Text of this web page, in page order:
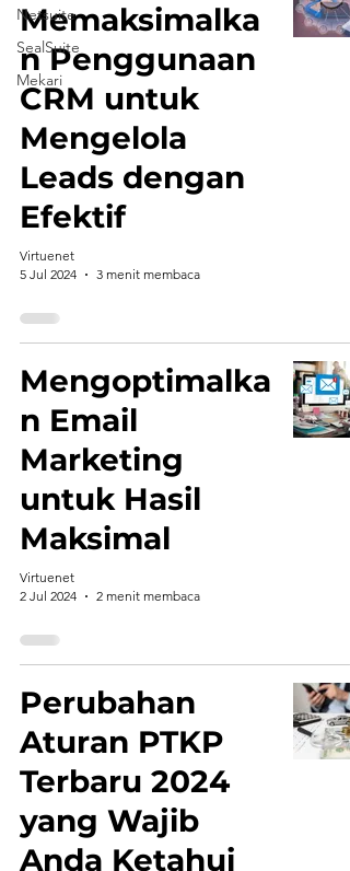
Netsuite
SealSuite
Mekari
Memaksimalka
n Penggunaan
CRM untuk
Mengelola
Leads dengan
Efektif
Virtuenet
5 Jul 2024
3 menit membaca
Mengoptimalka
n Email
Marketing
untuk Hasil
Maksimal
Virtuenet
2 Jul 2024
2 menit membaca
Perubahan
Aturan PTKP
Terbaru 2024
yang Wajib
Anda Ketahui